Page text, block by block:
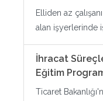
Elliden az
alan işyerlerinde iş
İhracat
Eğitim
Ticaret